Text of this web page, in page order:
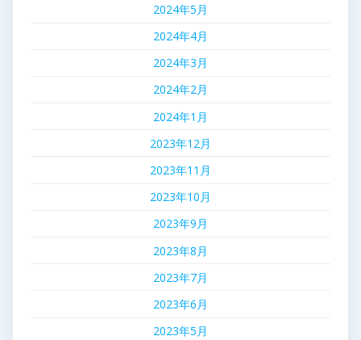
2024年5月
2024年4月
2024年3月
2024年2月
2024年1月
2023年12月
2023年11月
2023年10月
2023年9月
2023年8月
2023年7月
2023年6月
2023年5月